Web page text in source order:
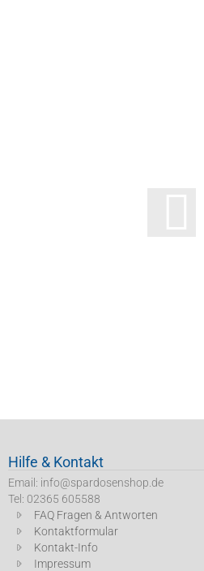
Hilfe & Kontakt
Email: info@spardosenshop.de
Tel: 02365 605588
FAQ Fragen & Antworten
Kontaktformular
Kontakt-Info
Impressum